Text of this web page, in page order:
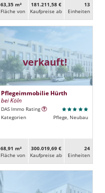
63,35 m²
Fläche von
181.211,58 €
Kaufpreise ab
13
Ein­heiten
verkauft!
Pflegeimmobilie Hürth
bei Köln
DAS Immo Rating
Kategorien
Pflege, Neubau
68,91 m²
Fläche von
300.019,69 €
Kaufpreise ab
24
Ein­heiten